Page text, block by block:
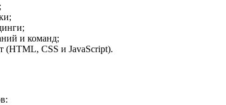
и команд;
(HTML, CSS и JavaScript).